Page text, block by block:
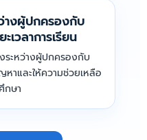
างผู้ปกครองกับ
เวลาการเรียน
ระหว่างผู้ปกครองกับ
าและให้ความช่วยเหลือ
กษา